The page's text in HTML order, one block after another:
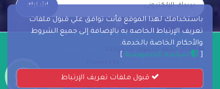
اشترك
© 2026 جميع الحقوق محفوظة .
باستخدامك لهذا الموقع فأنت توافق علي قبول ملفات
تعريف الإرتباط الخاصه به بالإضافة إلى جميع الشروط
والأحكام الخاصة بالخدمة.
[
سياسة الخصوصية ]
قبول ملفات تعريف الإرتباط